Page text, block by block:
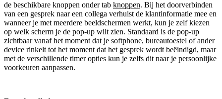
de beschikbare knoppen onder tab knoppen. Bij het doorverbinden
van een gesprek naar een collega verhuist de klantinformatie mee en
wanneer je met meerdere beeldschermen werkt, kun je zelf kiezen
op welk scherm je de pop-up wilt zien. Standaard is de pop-up
zichtbaar vanaf het moment dat je softphone, bureautoestel of ander
device rinkelt tot het moment dat het gesprek wordt beëindigd, maar
met de verschillende timer opties kun je zelfs dit naar je persoonlijke
voorkeuren aanpassen.